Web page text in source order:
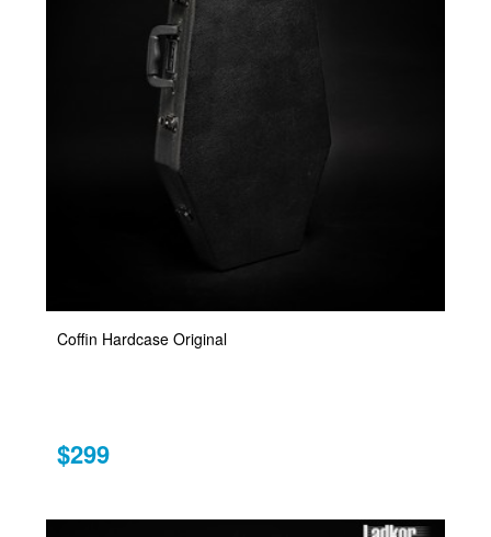
Coffin Hardcase Original
$299